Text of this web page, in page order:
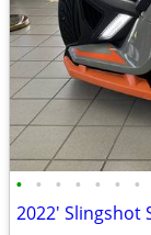
• • • • • • •